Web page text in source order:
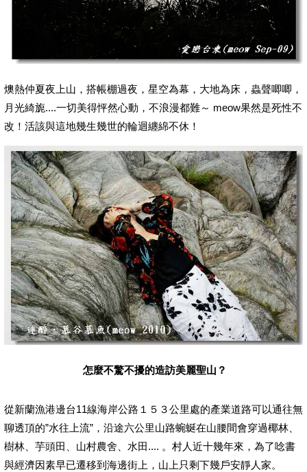
燠熱仲夏夜上山，搭帳棚過夜，星空為幕，大地為床，蟲聲唧唧，
月光綺旎....一切美得怦然心動，不浪漫都難～ meow果然是死性不
改！活該與這地幾生幾世的輪迴纏綿不休！
怎麼不驚不擾的造訪美麗聖山？
從新蘭漁港邊台11線海岸公路１５３公里處的產業道路可以通往無
聊透頂的”水往上流”，沿途六公里山路蜿蜒在山腰間會穿過椰林、
樹林、芋頭田、山村農舍、水田.... 。村人近十幾年來，為了唸書
與經濟因素早已遷移到海邊街上，山上只剩下幾戶安靜人家。